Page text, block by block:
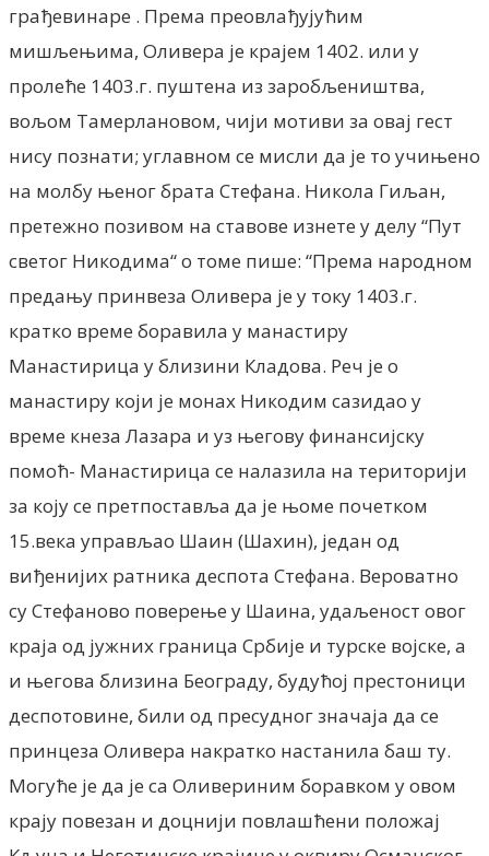
грађевинаре . Према преовлађујућим
мишљењима, Оливера је крајем 1402. или у
пролеће 1403.г. пуштена из заробљеништва,
вољом Тамерлановом, чији мотиви за овај гест
нису познати; углавном се мисли да је то учињено
на молбу њеног брата Стефана. Никола Гиљан,
претежно позивом на ставове изнете у делу “Пут
светог Никодима“ о томе пише: “Према народном
предању принвеза Оливера је у току 1403.г.
кратко време боравила у манастиру
Манастирица у близини Кладова. Реч је о
манастиру који је монах Никодим сазидао у
време кнеза Лазара и уз његову финансијску
помоћ- Манастирица се налазила на територији
за коју се претпоставља да је њоме почетком
15.века управљао Шаин (Шахин), један од
виђенијих ратника деспота Стефана. Вероватно
су Стефаново поверење у Шаина, удаљеност овог
краја од јужних граница Србије и турске војске, а
и његова близина Београду, будућој престоници
деспотовине, били од пресудног значаја да се
принцеза Оливера накратко настанила баш ту.
Могуће је да је са Оливериним боравком у овом
крају повезан и доцнији повлашћени положај